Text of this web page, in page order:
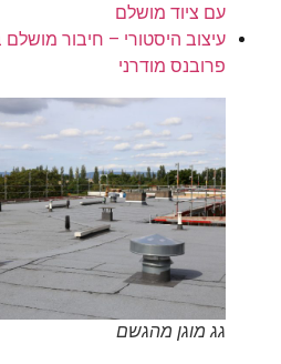
עם ציוד מושלם
עיצוב היסטורי – חיבור
פרובנס מודרני
גג מוגן מהגשם